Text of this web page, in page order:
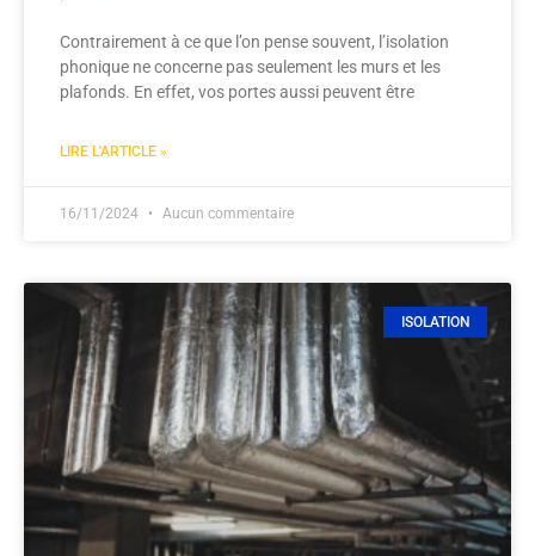
Contrairement à ce que l’on pense souvent, l’isolation
phonique ne concerne pas seulement les murs et les
plafonds. En effet, vos portes aussi peuvent être
LIRE L'ARTICLE »
16/11/2024 Aucun commentaire
ISOLATION